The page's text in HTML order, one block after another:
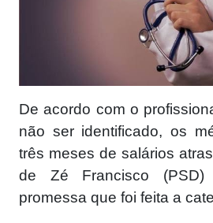
De acordo com o
não ser identificado, os
três meses de salários
de Zé Francisco
promessa que foi feita a